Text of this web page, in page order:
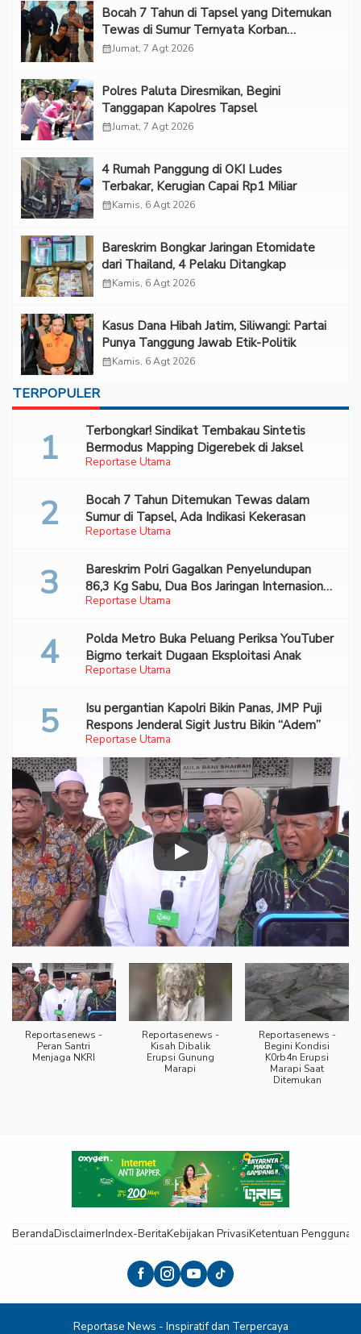
Bocah 7 Tahun di Tapsel yang Ditemukan
Tewas di Sumur Ternyata Korban
Kekerasan Seksual
calendar_monthJumat, 7 Agt 2026
Polres Paluta Diresmikan, Begini
Tanggapan Kapolres Tapsel
calendar_monthJumat, 7 Agt 2026
‎4 Rumah Panggung di OKI Ludes
Terbakar, Kerugian Capai Rp1 Miliar
calendar_monthKamis, 6 Agt 2026
Bareskrim Bongkar Jaringan Etomidate
dari Thailand, 4 Pelaku Ditangkap
calendar_monthKamis, 6 Agt 2026
Kasus Dana Hibah Jatim, Siliwangi: Partai
Punya Tanggung Jawab Etik-Politik
calendar_monthKamis, 6 Agt 2026
TERPOPULER
Reportase Utama
Terbongkar! Sindikat Tembakau Sintetis
Bermodus Mapping Digerebek di Jaksel
Reportase Utama
Bocah 7 Tahun Ditemukan Tewas dalam
Sumur di Tapsel, Ada Indikasi Kekerasan
Reportase Utama
Bareskrim Polri Gagalkan Penyelundupan
86,3 Kg Sabu, Dua Bos Jaringan Internasional
Diburu
Reportase Utama
Polda Metro Buka Peluang Periksa YouTuber
Bigmo terkait Dugaan Eksploitasi Anak
Reportase Utama
Isu pergantian Kapolri Bikin Panas, JMP Puji
Respons Jenderal Sigit Justru Bikin “Adem”
Reportasenews -
Peran Santri
Menjaga NKRI
Reportasenews -
Kisah Dibalik
Erupsi Gunung
Marapi
Reportasenews -
Begini Kondisi
K0rb4n Erupsi
Marapi Saat
Ditemukan
BerandaDisclaimerIndex-BeritaKebijakan PrivasiKetentuan Pengguna
Reportase News - Inspiratif dan Terpercaya